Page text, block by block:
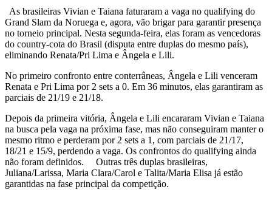
As brasileiras Vivian e Taiana faturaram a vaga no qualifying do
Grand Slam da Noruega e, agora, vão brigar para garantir presença
no torneio principal. Nesta segunda-feira, elas foram as vencedoras
do country-cota do Brasil (disputa entre duplas do mesmo país),
eliminando Renata/Pri Lima e Ângela e Lili.
No primeiro confronto entre conterrâneas, Ângela e Lili venceram
Renata e Pri Lima por 2 sets a 0. Em 36 minutos, elas garantiram as
parciais de 21/19 e 21/18.
Depois da primeira vitória, Ângela e Lili encararam Vivian e Taiana
na busca pela vaga na próxima fase, mas não conseguiram manter o
mesmo ritmo e perderam por 2 sets a 1, com parciais de 21/17,
18/21 e 15/9, perdendo a vaga. Os confrontos do qualifying ainda
não foram definidos. Outras três duplas brasileiras,
Juliana/Larissa, Maria Clara/Carol e Talita/Maria Elisa já estão
garantidas na fase principal da competição.